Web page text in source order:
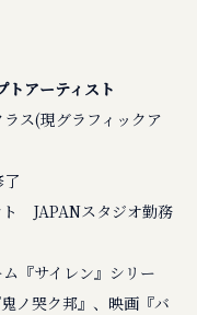
アーティスト
ス(現グラフィックア
ト JAPANスタジオ勤務
『サイレン』シリー
ノ哭ク邦』、映画『バ